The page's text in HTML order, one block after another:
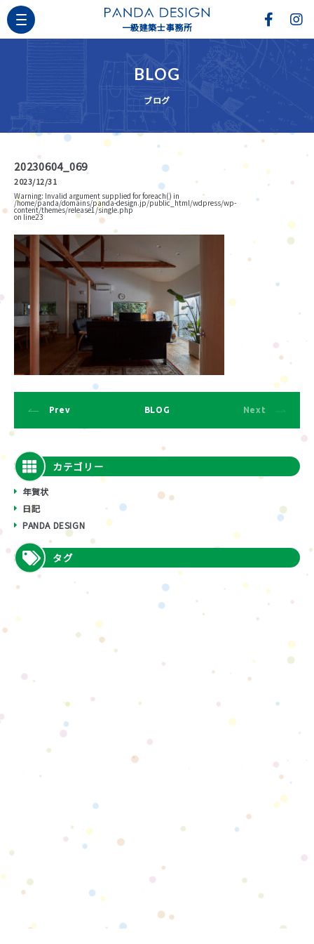
一級建築士事務所
BLOG
ブログ
20230604_069
2023/12/31
Warning: Invalid argument supplied for foreach() in
/home/panda/domains/panda-design.jp/public_html/wdpress/wp-
content/themes/release1/single.php
on line23
Prev BLOG Next
カテゴリー
年賀状
日記
PANDA DESIGN
タグ